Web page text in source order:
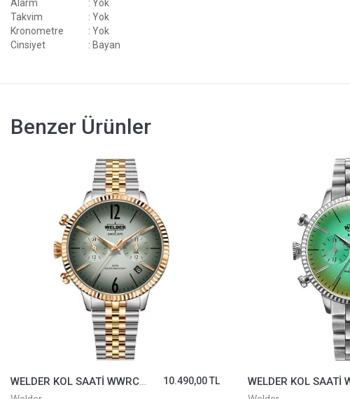
Alarm
: Yok
Takvim
: Yok
Kronometre
: Yok
Cinsiyet
: Bayan
Benzer Ürünler
WELDER KOL SAATİ WWRC129
10.490,00 TL